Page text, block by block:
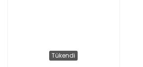
Tükendi